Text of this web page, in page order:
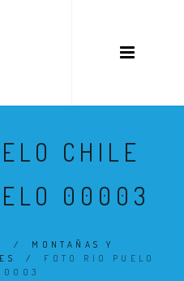
CHILE
00003
/ MONTAÑAS Y
/ FOTO RIO PUELO